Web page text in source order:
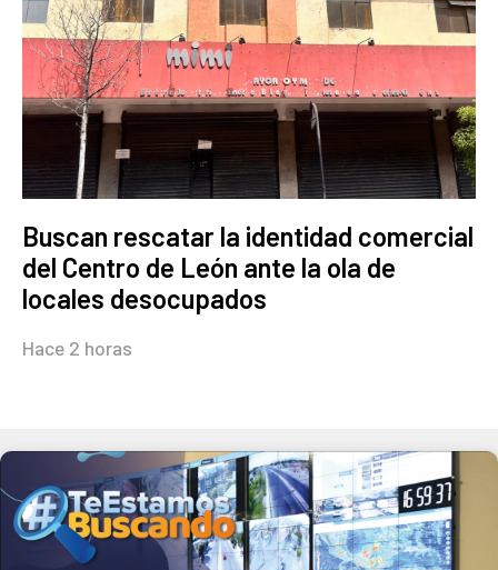
Buscan rescatar la identidad comercial
del Centro de León ante la ola de
locales desocupados
Hace 2 horas